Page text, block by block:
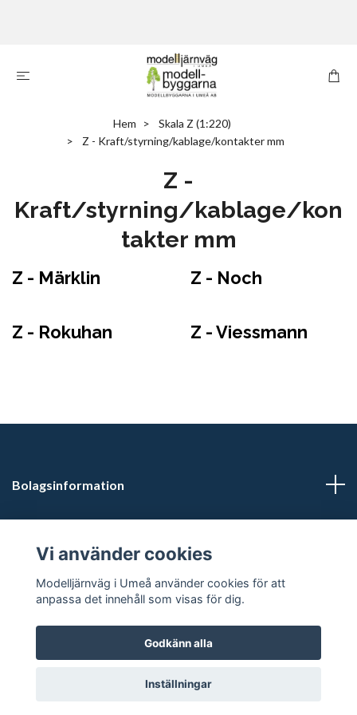
Hem
Skala Z (1:220)
Z - Kraft/styrning/kablage/kontakter mm
Z -
Kraft/styrning/kablage/kon
takter mm
Z - Märklin Z - Noch
Z - Rokuhan Z - Viessmann
Bolagsinformation
Butikstider: Vardagar kl 12.00-15.00. Övrig tid efter
överenskommelse.
© 2026 Modelljärnväg i Umeå
Vi använder cookies
Modelljärnväg i Umeå använder cookies för att
anpassa det innehåll som visas för dig.
Godkänn alla
Inställningar